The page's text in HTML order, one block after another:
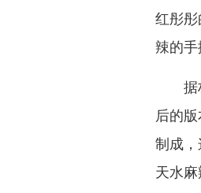
红彤
辣的手
据林
后的
制成
天水麻